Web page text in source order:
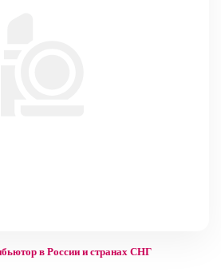
в России и странах СНГ